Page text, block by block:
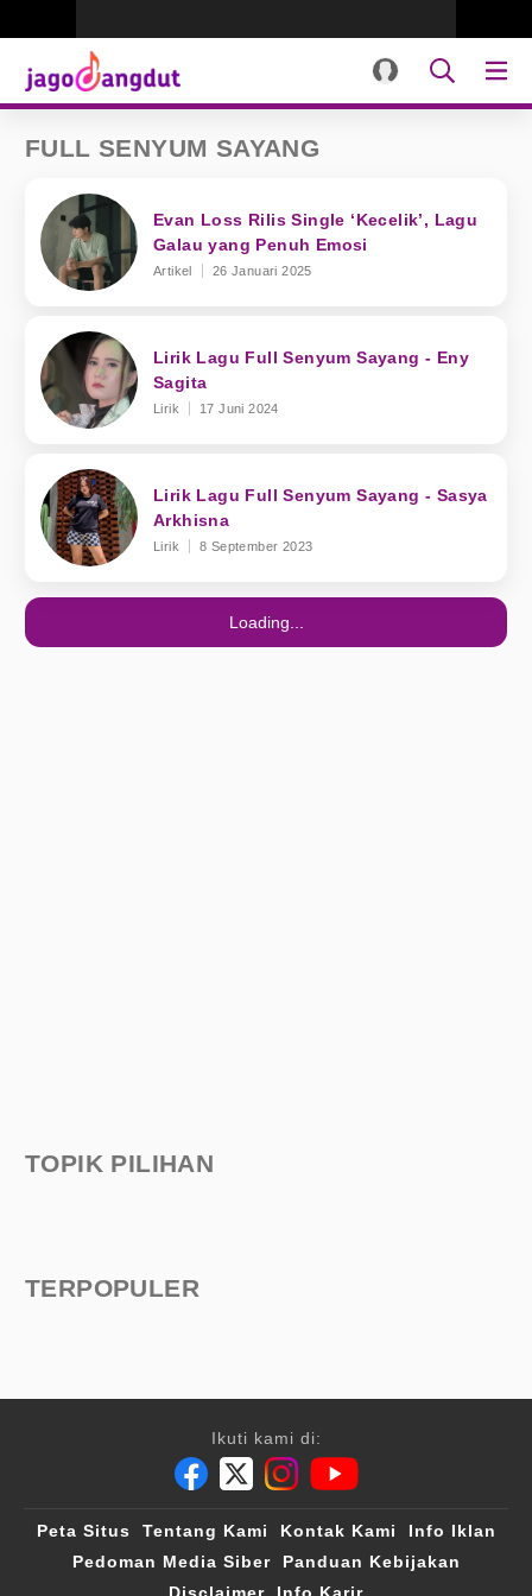
FULL SENYUM SAYANG
Evan Loss Rilis Single ‘Kecelik’, Lagu
Galau yang Penuh Emosi
Artikel 26 Januari 2025
Lirik Lagu Full Senyum Sayang - Eny
Sagita
Lirik 17 Juni 2024
Lirik Lagu Full Senyum Sayang - Sasya
Arkhisna
Lirik 8 September 2023
Loading...
TOPIK PILIHAN
TERPOPULER
Ikuti kami di:
Peta Situs Tentang Kami Kontak Kami
Info Iklan
Pedoman Media Siber
Panduan Kebijakan